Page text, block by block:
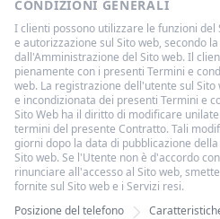
CONDIZIONI GENERALI
I clienti possono utilizzare le funzioni
e autorizzazione sul Sito web, secondo
dall'Amministrazione del Sito web. Il
pienamente con i presenti Termini e
web. La registrazione dell'utente sul
e incondizionata dei presenti Termini e
Sito Web ha il diritto di modificare
termini del presente Contratto. Tali
giorni dopo la data di pubblicazione
Sito web. Se l'Utente non è d'accordo
rinunciare all'accesso al Sito web,
fornite sul Sito web e i Servizi resi.
Posizione del telefono